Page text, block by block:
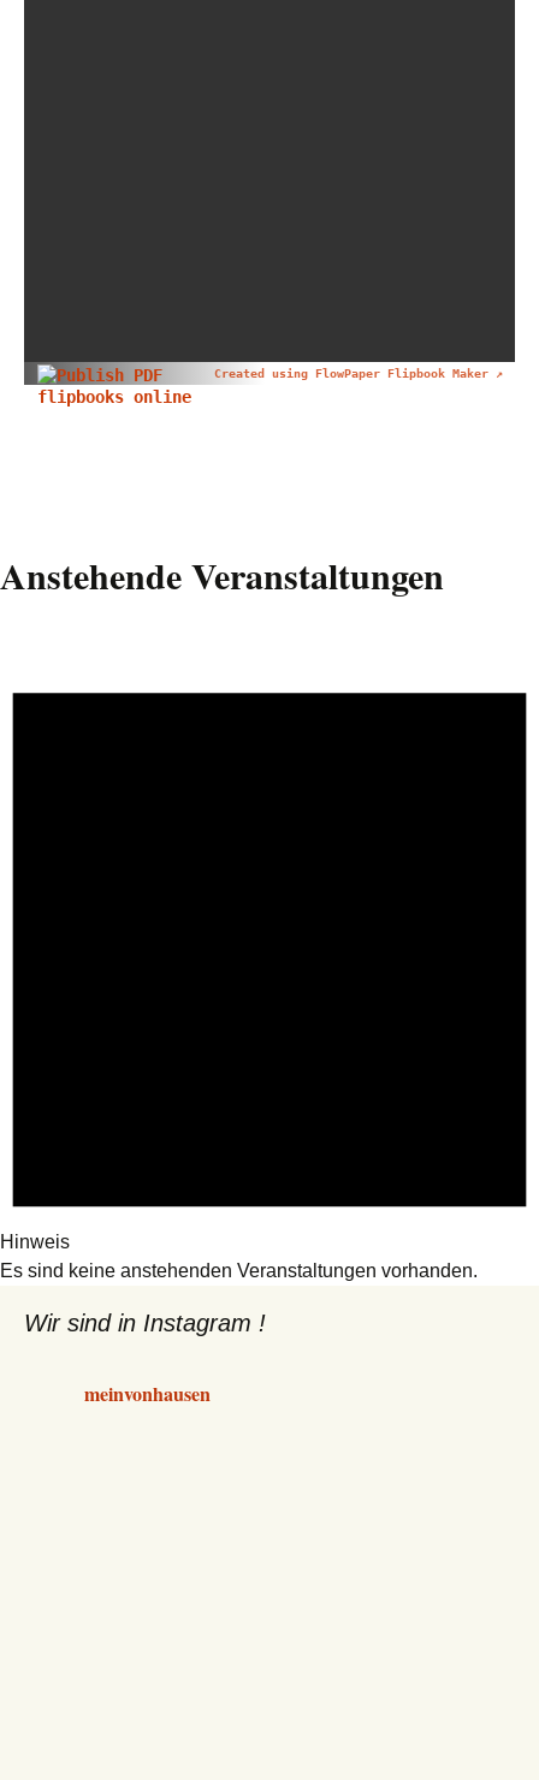
Created using FlowPaper Flipbook Maker ↗
Anstehende Veranstaltungen
Hinweis
Es sind keine anstehenden Veranstaltungen vorhanden.
Wir sind in Instagram !
meinvonhausen